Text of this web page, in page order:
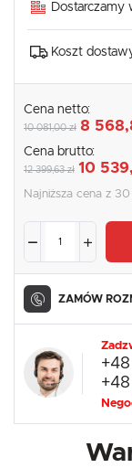
Dostarczamy
Koszt
Cena netto:
10 081,00 zł 8
Cena brutto:
12 399,63 zł 10
Najniższa cena z
ZAMÓW
+48
+48